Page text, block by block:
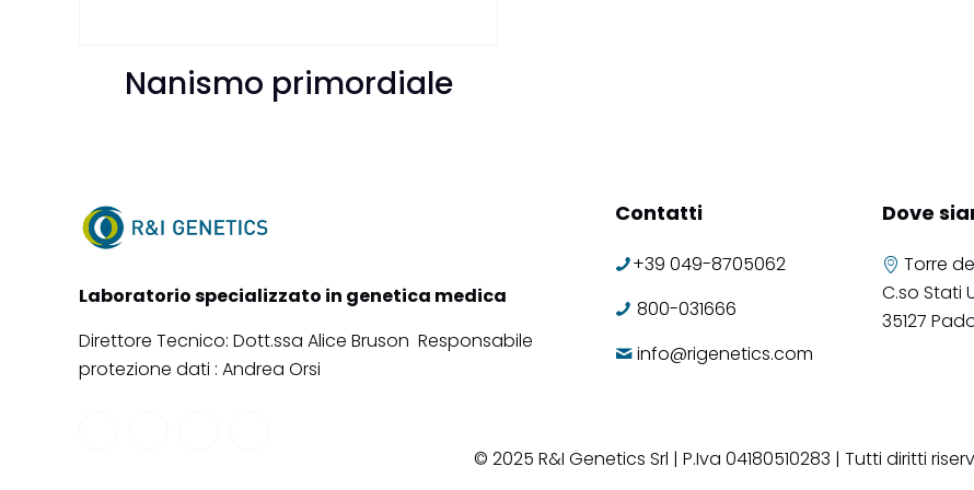
Nanismo primordiale
Laboratorio specializzato in genetica medica
Direttore Tecnico: Dott.ssa Alice Bruson Responsabile
protezione dati : Andrea Orsi
Contatti
+39 049-8705062
800-031666
info@rigenetics.com
Dove
Torre
C.so Stati
35127
© 2025 R&I Genetics Srl | P.Iva 04180510283 | Tutti diritti